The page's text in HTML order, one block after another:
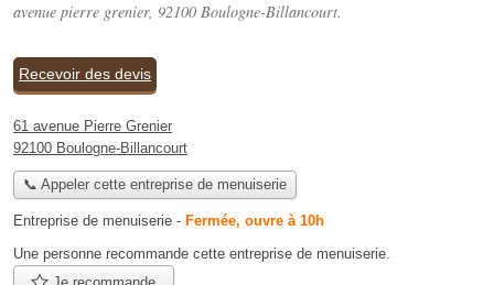
avenue pierre grenier, 92100 Boulogne-Billancourt.
Recevoir des devis
61 avenue Pierre Grenier
92100 Boulogne-Billancourt
📞 Appeler cette entreprise de menuiserie
Entreprise de menuiserie - Fermée, ouvre à 10h
Une personne recommande cette entreprise de menuiserie.